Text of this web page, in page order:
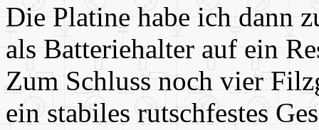
Die Platine habe ich dann
als Batteriehalter auf ein
Zum Schluss noch vier
ein stabiles rutschfestes